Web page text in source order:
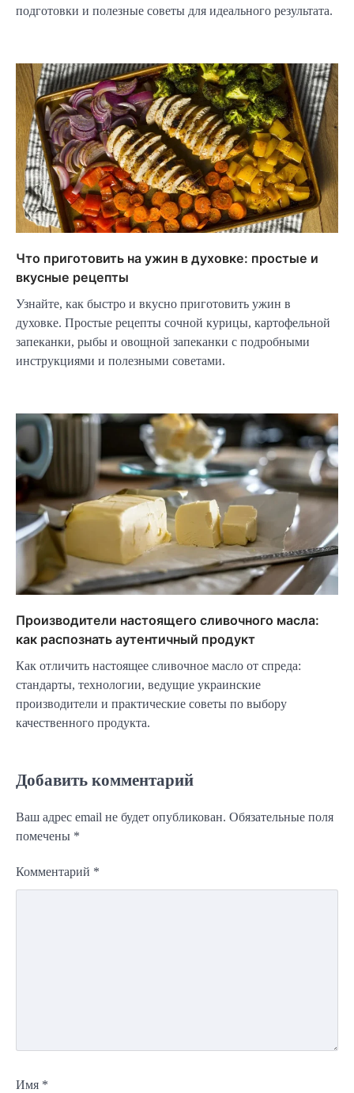
подготовки и полезные советы для идеального результата.
Что приготовить на ужин в духовке: простые и
вкусные рецепты
Узнайте, как быстро и вкусно приготовить ужин в
духовке. Простые рецепты сочной курицы, картофельной
запеканки, рыбы и овощной запеканки с подробными
инструкциями и полезными советами.
Производители настоящего сливочного масла:
как распознать аутентичный продукт
Как отличить настоящее сливочное масло от спреда:
стандарты, технологии, ведущие украинские
производители и практические советы по выбору
качественного продукта.
Добавить комментарий
Ваш адрес email не будет опубликован. Обязательные поля
помечены *
Комментарий *
Имя *